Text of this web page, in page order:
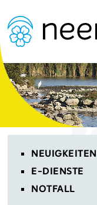
Toplinks
NEUIGKEITEN
E-DIENSTE
NOTFALL